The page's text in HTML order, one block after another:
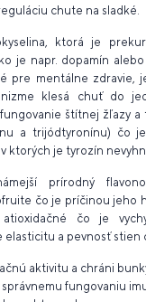
chute na sladké.
ktorá je
je napr. dopamín
pre mentálne zdravie,
klesá chuť do
štítnej žľazy a
a trijódtyronínu) čo
ktorých je tyrozín
prírodný
čo je príčinou jeho
čo je
elasticitu a pevnosť stien
aktivitu a chráni
správnemu fungovaniu